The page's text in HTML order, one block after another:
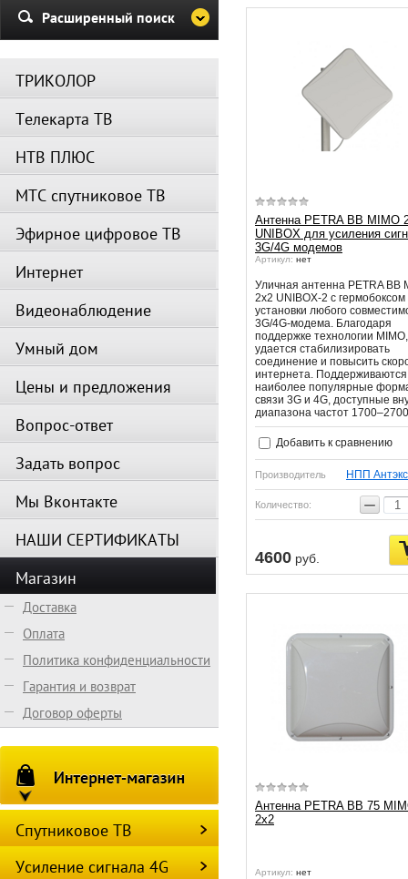
Убедительная просьба в
спутниковое оборудование.
Вещание телеканалов и
сервисов возобновится
автоматически по завершении
профилактических работ.
Антенна PETRA BB MIMO
UNIBOX для усиления
3G/4G модемов
Артикул: нет
Уличная антенна PETRA BB
2x2 UNIBOX-2 с
установки любого
3G/4G-модема. Благодаря
поддержке технологии MIMO,
удается стабилизировать
соединение и повысить
интернета. Поддерживаются
наиболее популярные
связи 3G и 4G, доступные
диапазона частот
Добавить к сравнению
Производитель НПП Антэкс
Количество: −
4600 руб.
Антенна PETRA BB 75
2x2
Артикул: нет
Расширенный поиск
ТРИКОЛОР
Телекарта ТВ
НТВ ПЛЮС
МТС спутниковое ТВ
Эфирное цифровое ТВ
Интернет
Видеонаблюдение
Умный дом
Цены и предложения
Вопрос-ответ
Задать вопрос
Мы Вконтакте
НАШИ СЕРТИФИКАТЫ
Магазин
Доставка
Оплата
Политика конфиденциальности
Гарантия и возврат
Договор оферты
Спутниковое ТВ
Усиление сигнала 4G